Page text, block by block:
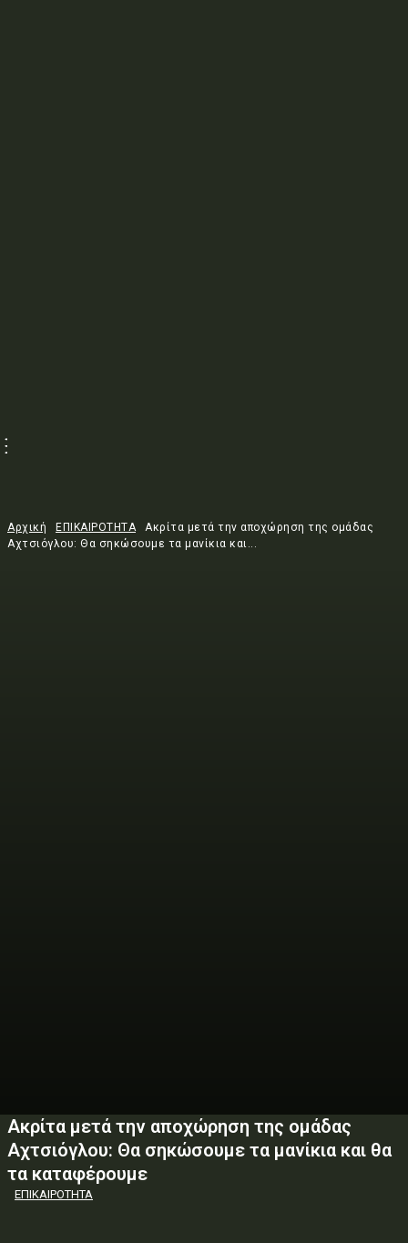
Αρχική ΕΠΙΚΑΙΡΟΤΗΤΑ
Ακρίτα μετά την αποχώρηση της ομάδας
Αχτσιόγλου: Θα σηκώσουμε τα μανίκια και...
Ακρίτα μετά την αποχώρηση της ομάδας
Αχτσιόγλου: Θα σηκώσουμε τα μανίκια και θα
τα καταφέρουμε
ΕΠΙΚΑΙΡΟΤΗΤΑ